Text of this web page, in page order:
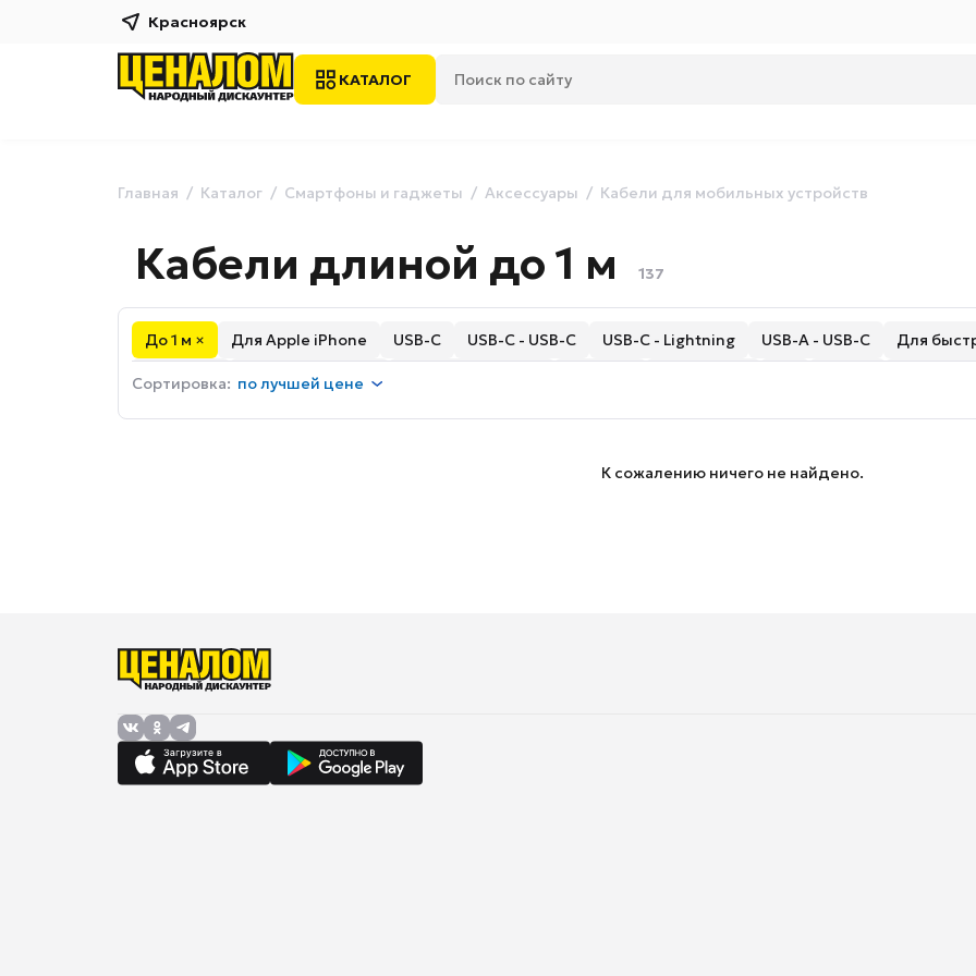
Красноярск
КАТАЛОГ
Главная Каталог Смартфоны и гаджеты Аксессуары Кабели для мобильных устройств
Кабели длиной до 1 м 137
До 1 м × Для Apple iPhone USB-C USB-C - USB-C USB-C - Lightning USB-A - USB-C Для
Lightning
USB-A - Lightning
Нейлоновые
Силиконовые Плоские ПВХ Стальные Переходники
Сортировка: получшей цене
К сожалению ничего не найдено.